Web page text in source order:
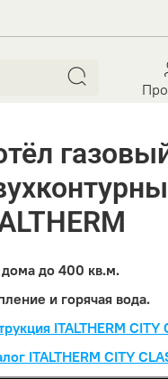
до 400 кв.м.
и горячая вода.
ITALTHERM CITY
ITALTHERM CITY